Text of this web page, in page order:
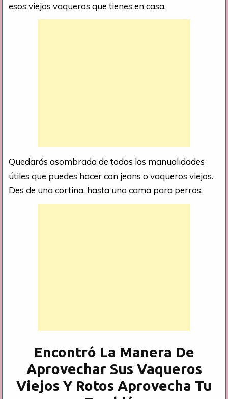
esos viejos vaqueros que tienes en casa.
Quedarás asombrada de todas las manualidades
útiles que puedes hacer con jeans o vaqueros viejos.
Des de una cortina, hasta una cama para perros.
Encontró La Manera De
Aprovechar Sus Vaqueros
Viejos Y Rotos Aprovecha Tu